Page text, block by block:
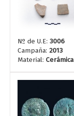
Nº de U.E: 3006
Campaña: 2013
Material: Cerámica